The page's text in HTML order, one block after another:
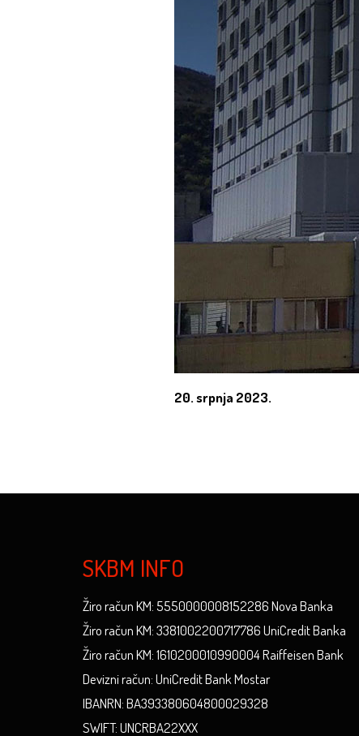
20. srpnja 2023.
SKBM INFO
Žiro račun KM: 5550000008152286 Nova Banka
Žiro račun KM: 3381002200717786 UniCredit Banka
Žiro račun KM: 1610200010990004 Raiffeisen Bank
Devizni račun: UniCredit Bank Mostar
IBANRN: BA393380604800029328
SWIFT: UNCRBA22XXX